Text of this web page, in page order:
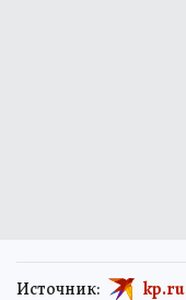
Источник: kp.ru